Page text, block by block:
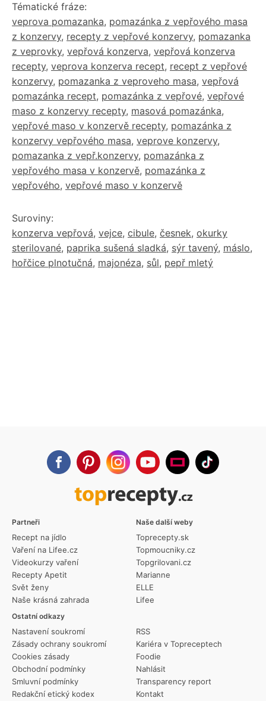
Tématické fráze:
veprova pomazanka, pomazánka z vepřového masa
z konzervy, recepty z vepřové konzervy, pomazanka
z veprovky, vepřová konzerva, vepřová konzerva
recepty, veprova konzerva recept, recept z vepřové
konzervy, pomazanka z veproveho masa, vepřová
pomazánka recept, pomazánka z vepřové, vepřové
maso z konzervy recepty, masová pomazánka,
vepřové maso v konzervě recepty, pomazánka z
konzervy vepřového masa, veprove konzervy,
pomazanka z vepř.konzervy, pomazánka z
vepřového masa v konzervě, pomazánka z
vepřového, vepřové maso v konzervě
Suroviny:
konzerva vepřová, vejce, cibule, česnek, okurky
sterilované, paprika sušená sladká, sýr tavený, máslo,
hořčice plnotučná, majonéza, sůl, pepř mletý
Partneři
Recept na jídlo
Vaření na Lifee.cz
Videokurzy vaření
Recepty Apetit
Svět ženy
Naše krásná zahrada
Ostatní odkazy
Nastavení soukromí
Zásady ochrany soukromí
Cookies zásady
Obchodní podmínky
Smluvní podmínky
Redakční etický kodex
RSS
Kariéra v Topreceptech
Foodie
Nahlásit
Transparency report
Kontakt
Naše další weby
Toprecepty.sk
Topmoucniky.cz
Topgrilovani.cz
Marianne
ELLE
Lifee